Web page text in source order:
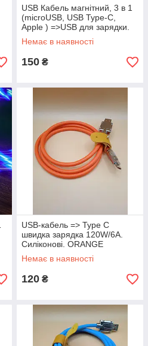
USB Кабель магнітний, 3 в 1
(microUSB, USB Type-C,
Apple ) =>USB для зарядки.
Magnetic. Світиться Червоний
Немає в наявності
150 ₴
USB-кабель => Type C
швидка зарядка 120W/6A.
Силіконові. ORANGE
Немає в наявності
120 ₴